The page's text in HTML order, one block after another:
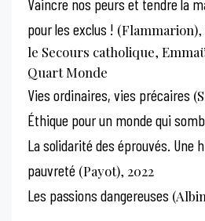
Vaincre nos peurs et tendre la
pour les exclus ! (Flammarion),
le Secours catholique,
Quart Monde
Vies ordinaires, vies précaires
Éthique pour un monde qui
La solidarité des éprouvés. Une
pauvreté (Payot), 2022
Les passions dangereuses